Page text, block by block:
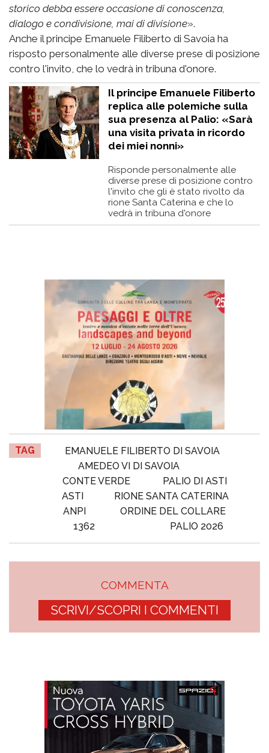
storico debba essere occasione di conoscenza,
dialogo e condivisione, mai di divisione».
Anche il principe Emanuele Filiberto di Savoia ha
risposto personalmente alle diverse prese di posizione
contro l'invito, che lo vedrà in tribuna d'onore.
Il principe Emanuele Filiberto
replica alle polemiche sulla
sua presenza al Palio: «Sarà
una visita privata in ricordo
dei miei nonni»
Risponde personalmente alle
diverse prese di posizione contro
l'invito che gli è stato rivolto da
rione Santa Caterina e che lo
vedrà in tribuna d'onore
TAG
EMANUELE FILIBERTO DI SAVOIA
AMEDEO VI DI SAVOIA
CONTE VERDE
PALIO DI ASTI
ASTI
RIONE SANTA CATERINA
ANPI
ORDINE DEL COLLARE
1362
PALIO 2026
COMMENTA
SCRIVI/SCOPRI I COMMENTI